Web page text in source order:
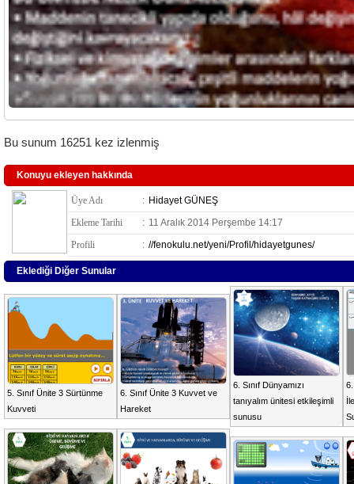
Bu sunum 16251 kez izlenmiş
Konuyu ekleyen hakkında
Üye Adı : Hidayet GÜNEŞ
Ekleme Tarihi
: 11 Aralık 2014 Perşembe 14:17
Profili
: //fenokulu.net/yeni/Profil/hidayetgunes/
Eklediği Diğer Sunular
5. Sınıf Ünite 3 Sürtünme
Kuvveti
6. Sınıf Ünite 3 Kuvvet ve
Hareket
6. Sınıf Dünyamızı
tanıyalım ünitesi etkileşimli
sunusu